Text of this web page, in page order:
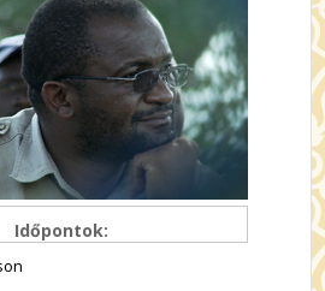
Időpontok: